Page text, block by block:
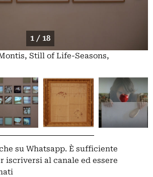
1 / 18
Still of Life-Seasons,
su Whatsapp. È sufficiente
iscriversi al canale ed essere